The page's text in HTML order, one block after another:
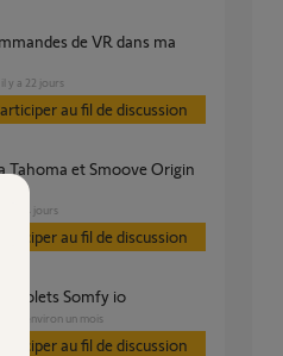
il y a 22 jours
au fil de discussion
il y a 4 jours
Participer au fil de discussion
et volets Somfy io
il y a environ un mois
Participer au fil de discussion